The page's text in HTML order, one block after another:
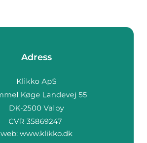
Adress
web: www.klikko.dk